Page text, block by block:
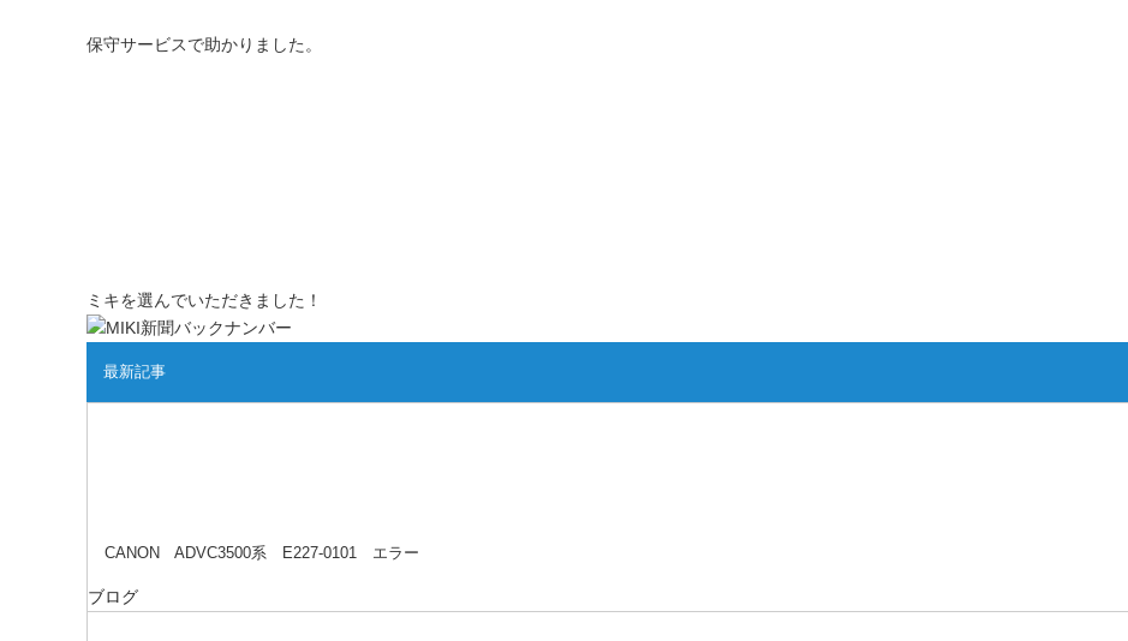
保守サービスで助かりました。
ミキを選んでいただきました！
最新記事
CANON ADVC3500系 E227-0101 エラー
ブログ